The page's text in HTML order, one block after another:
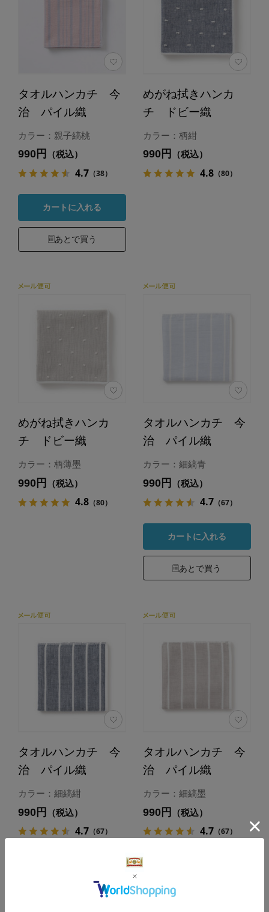
タオルハンカチ 今
治 パイル織
カラー：親子縞桃
990円 （税込）
4.7（38）
カートに入れる
あとで買う
めがね拭きハンカ
チ ドビー織
カラー：柄紺
990円 （税込）
4.8（80）
めがね拭きハンカ
チ ドビー織
カラー：柄薄墨
990円 （税込）
4.8（80）
タオルハンカチ 今
治 パイル織
カラー：細縞青
990円 （税込）
4.7（67）
カートに入れる
あとで買う
タオルハンカチ 今
治 パイル織
カラー：細縞紺
990円 （税込）
4.7（67）
タオルハンカチ 今
治 パイル織
カラー：細縞墨
990円 （税込）
4.7（67）